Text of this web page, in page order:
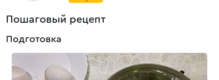
Пошаговый рецепт
Подготовка